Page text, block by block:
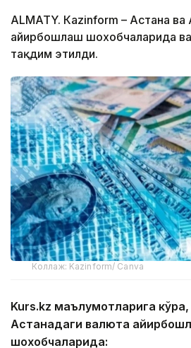
ALMATY. Кazinform – Астана
айирбошлаш шохобчаларида
тақдим этилди.
Коллаж: Kazinform/ Canva
Kurs.kz маълумотларига
Астанадаги валюта
шохобчаларида: